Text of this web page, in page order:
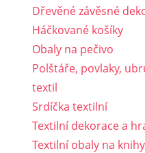
Dřevěné závěsné
Háčkované košíky
Obaly na pečivo
Polštáře, povlaky,
textil
Srdíčka textilní
Textilní dekorace a
Textilní obaly na knihy